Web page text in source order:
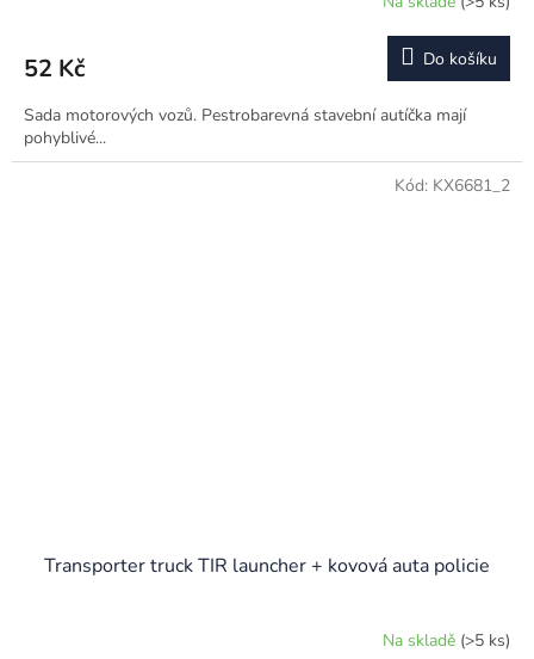
52 Kč Do košíku
Sada motorových vozů. Pestrobarevná stavební autíčka mají
pohyblivé...
Transporter truck TIR launcher + kovová auta policie
Na skladě (>5 ks)
Kód: KX6681_2